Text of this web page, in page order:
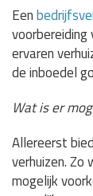
Een
ervaren
de inboedel
Wat is er
Allereerst
verhuizen.
mogelijk